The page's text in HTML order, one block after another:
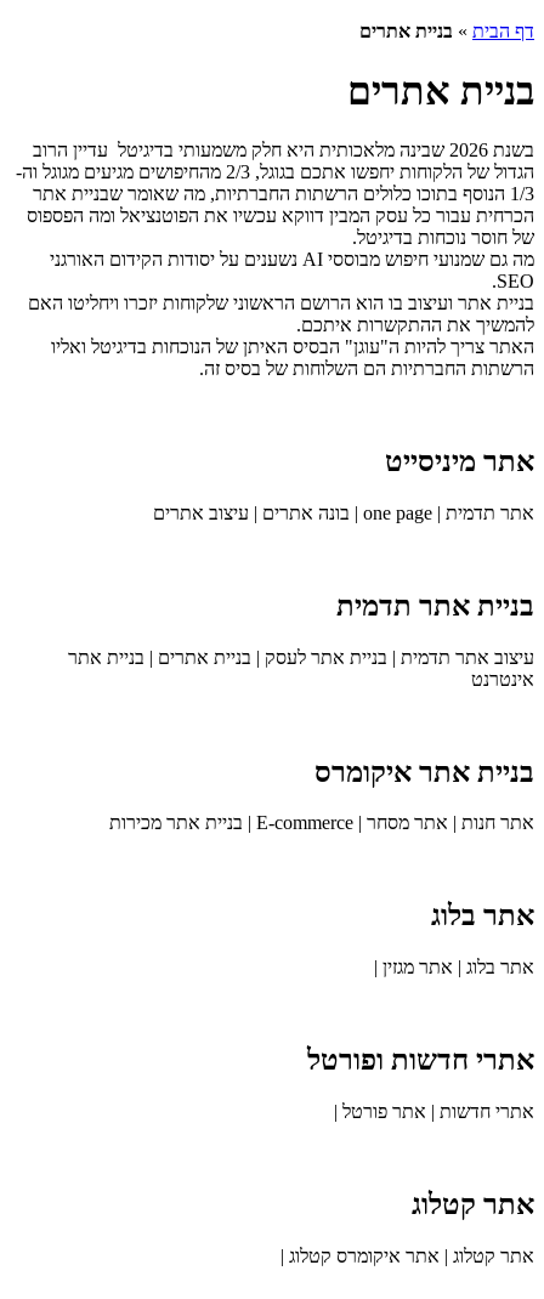
דף הבית » בניית אתרים
בניית אתרים
בשנת 2026 שבינה מלאכותית היא חלק משמעותי בדיגיטל עדיין הרוב
הגדול של הלקוחות יחפשו אתכם בגוגל, 2/3 מהחיפושים מגיעים מגוגל וה-
1/3 הנוסף בתוכו כלולים הרשתות החברתיות, מה שאומר שבניית אתר
הכרחית עבור כל עסק המבין דווקא עכשיו את הפוטנציאל ומה הפספוס
של חוסר נוכחות בדיגיטל.
מה גם שמנועי חיפוש מבוססי AI נשענים על יסודות הקידום האורגני
SEO.
בניית אתר ועיצוב בו הוא הרושם הראשוני שלקוחות יזכרו ויחליטו האם
להמשיך את ההתקשרות איתכם.
האתר צריך להיות ה"עוגן" הבסיס האיתן של הנוכחות בדיגיטל ואליו
הרשתות החברתיות הם השלוחות של בסיס זה.
אתר מיניסייט
אתר תדמית | one page | בונה אתרים | עיצוב אתרים
בניית אתר תדמית
עיצוב אתר תדמית | בניית אתר לעסק | בניית אתרים | בניית אתר
אינטרנט
בניית אתר איקומרס
אתר חנות | אתר מסחר | E-commerce | בניית אתר מכירות
אתר בלוג
אתר בלוג | אתר מגזין |
אתרי חדשות ופורטל
אתרי חדשות | אתר פורטל |
אתר קטלוג
אתר קטלוג | אתר איקומרס קטלוג |